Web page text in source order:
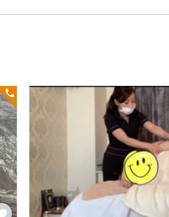
全て一人で行ってきました。そ
す。お客様の心理状態を知りお客